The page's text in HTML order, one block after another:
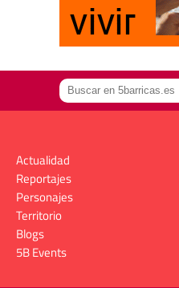
Actualidad
Reportajes
Personajes
Territorio
Blogs
5B Events